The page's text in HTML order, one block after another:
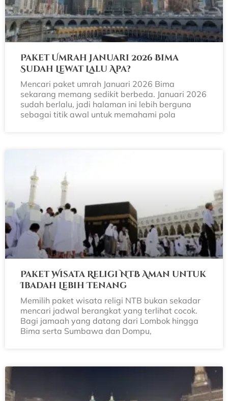
Paket Umrah Januari 2026 Bima
Sudah Lewat Lalu Apa?
Mencari paket umrah Januari 2026 Bima
sekarang memang sedikit berbeda. Januari 2026
sudah berlalu, jadi halaman ini lebih berguna
sebagai titik awal untuk memahami pola
Paket Wisata Religi NTB Aman untuk
Ibadah Lebih Tenang
Memilih paket wisata religi NTB bukan sekadar
mencari jadwal berangkat yang terlihat cocok.
Bagi jamaah yang datang dari Lombok hingga
Bima serta Sumbawa dan Dompu,